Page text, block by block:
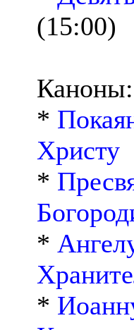
(15:00)
Каноны:
*
Христу
*
*
*